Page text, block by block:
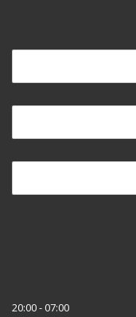
07:00 - 20:00